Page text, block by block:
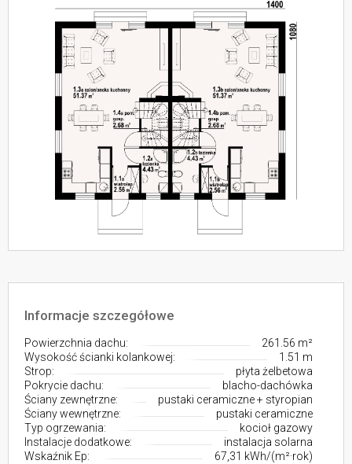
Informacje szczegółowe
Powierzchnia dachu:
261.56 m²
Wysokość ścianki kolankowej:
1.51 m
Strop:
płyta żelbetowa
Pokrycie dachu:
blacho-dachówka
Ściany zewnętrzne:
pustaki ceramiczne + styropian
Ściany wewnętrzne:
pustaki ceramiczne
Typ ogrzewania:
kocioł gazowy
Instalacje dodatkowe:
instalacja solarna
Wskaźnik Ep:
67,31 kWh/(m²·rok)